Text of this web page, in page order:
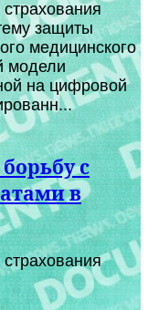
защиты
медицинского
модели
на цифровой
с
в